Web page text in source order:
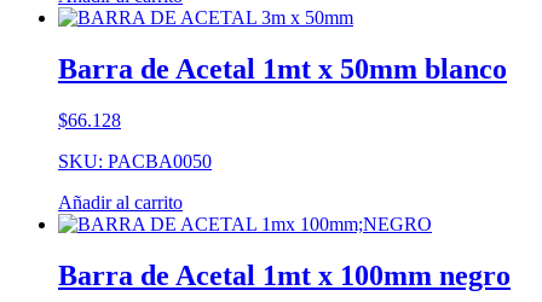
Barra de Acetal 1mt x 50mm blanco
$66.128
SKU: PACBA0050
Añadir al carrito
Barra de Acetal 1mt x 100mm negro